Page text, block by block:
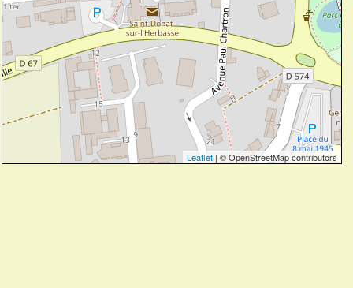
Leaflet | © OpenStreetMap contributors